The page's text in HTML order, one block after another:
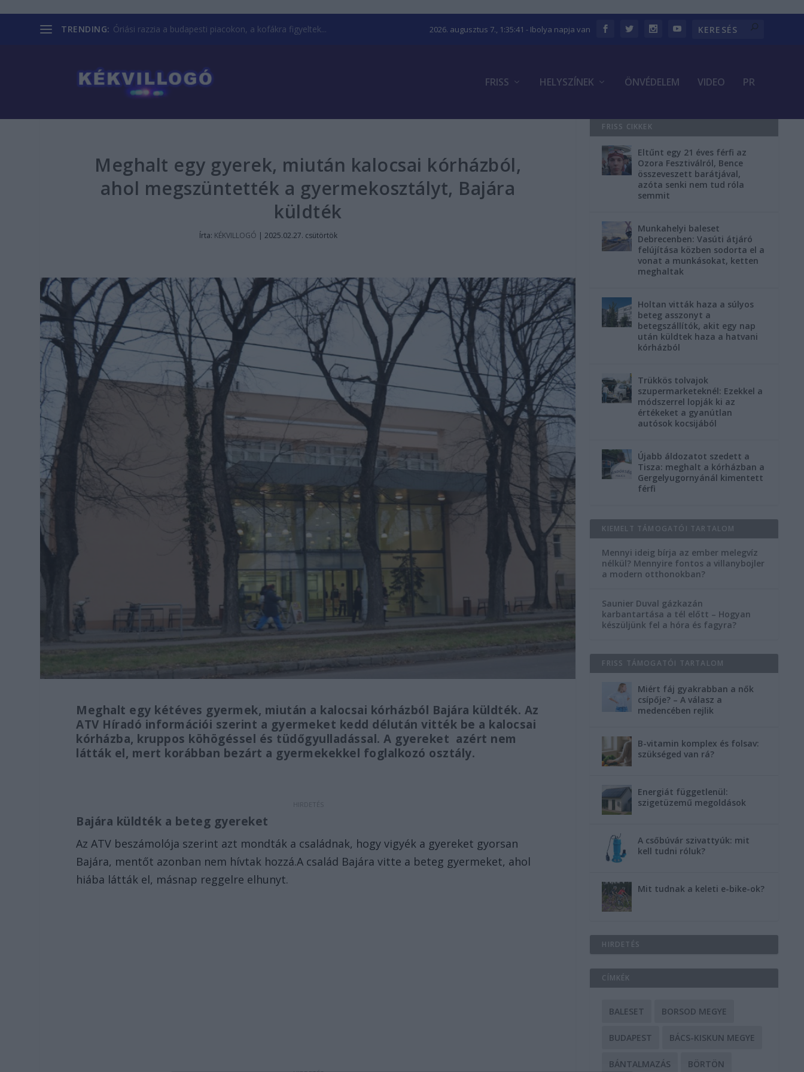
TRENDING: Óriási razzia a budapesti piacokon, a kofákra figyeltek... 2026. augusztus 7., 1:35:42 - Ibolya napja van
FRISS HELYSZÍNEK ÖNVÉDELEM VIDEO PR
Meghalt egy gyerek, miután kalocsai kórházból,
ahol megszüntették a gyermekosztályt, Bajára
küldték
Írta: KÉKVILLOGÓ | 2025.02.27. csütörtök
Meghalt egy kétéves gyermek, miután a kalocsai kórházból Bajára küldték. Az
ATV Híradó információi szerint a gyermeket kedd délután vitték be a kalocsai
kórházba, kruppos köhögéssel és tüdőgyulladással. A gyereket azért nem
látták el, mert korábban bezárt a gyermekekkel foglalkozó osztály.
Bajára küldték a beteg gyereket
Az ATV beszámolója szerint azt mondták a családnak, hogy vigyék a gyereket gyorsan
Bajára, mentőt azonban nem hívtak hozzá.A család Bajára vitte a beteg gyermeket, ahol
hiába látták el, másnap reggelre elhunyt.
FRISS CIKKEK
Eltűnt egy 21 éves férfi az
Ozora Fesztiválról, Bence
összeveszett barátjával,
azóta senki nem tud róla
semmit
Munkahelyi baleset
Debrecenben: Vasúti átjáró
felújítása közben sodorta el a
vonat a munkásokat, ketten
meghaltak
Holtan vitták haza a súlyos
beteg asszonyt a
betegszállítók, akit egy nap
után küldtek haza a hatvani
kórházból
Trükkös tolvajok
szupermarketeknél: Ezekkel a
módszerrel lopják ki az
értékeket a gyanútlan
autósok kocsijából
Újabb áldozatot szedett a
Tisza: meghalt a kórházban a
Gergelyugornyánál kimentett
férfi
KIEMELT TÁMOGATÓI TARTALOM
Mennyi ideig bírja az ember melegvíz
nélkül? Mennyire fontos a villanybojler
a modern otthonokban?
Saunier Duval gázkazán
karbantartása a tél előtt – Hogyan
készüljünk fel a hóra és fagyra?
FRISS TÁMOGATÓI TARTALOM
Miért fáj gyakrabban a nők
csípője? – A válasz a
medencében rejlik
B-vitamin komplex és folsav:
szükséged van rá?
Energiát függetlenül:
szigetüzemű megoldások
A csőbúvár szivattyúk: mit
kell tudni róluk?
Mit tudnak a keleti e-bike-ok?
HIRDETÉS
CÍMKÉK
BALESET BORSOD MEGYE
BUDAPEST BÁCS-KISKUN MEGYE
BÁNTALMAZÁS BÖRTÖN